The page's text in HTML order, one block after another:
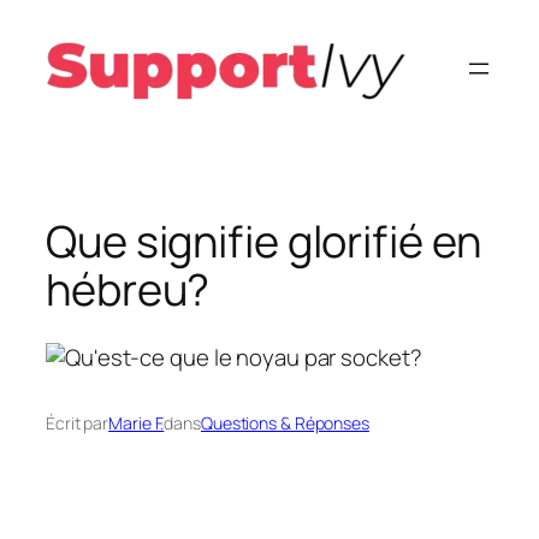
contenu
Que signifie glorifié en
hébreu?
Écrit parMarie F.dansQuestions & Réponses